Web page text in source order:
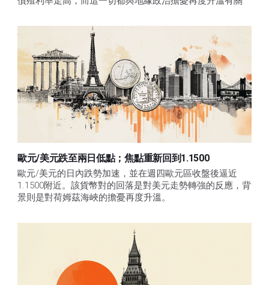
歐元/美元跌至兩日低點；焦點重新回到1.1500
歐元/美元的日內跌勢加速，並在週四歐元區收盤後逼近
1.1500附近。該貨幣對的回落是對美元走勢轉強的反應，背
景則是對荷姆茲海峽的擔憂再度升溫。